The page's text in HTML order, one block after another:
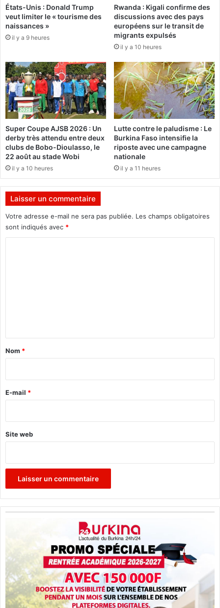
n
c
e
c
a
m
e
d
i
t
i
o
n
u
F
E
S
P
A
O
États-Unis : Donald Trump
veut limiter le « tourisme des
naissances »
il y a 9 heures
Rwanda : Kigali confirme des
discussions avec des pays
européens sur le transit de
migrants expulsés
il y a 10 heures
Super Coupe AJSB 2026 : Un
derby très attendu entre deux
clubs de Bobo-Dioulasso, le
22 août au stade Wobi
il y a 10 heures
Lutte contre le paludisme : Le
Burkina Faso intensifie la
riposte avec une campagne
nationale
il y a 11 heures
Laisser un commentaire
Votre adresse e-mail ne sera pas publiée. Les champs obligatoires
sont indiqués avec *
a
e
Nom *
E-mail *
Site web